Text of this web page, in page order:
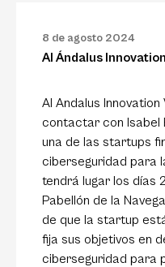
8 de agosto 2024
Al Ándalus Innovation
Al Andalus
contactar con Isabel
una de las startups
ciberseguridad para
tendrá lugar los días
Pabellón de la
de que la startup
fija sus objetivos en
ciberseguridad para